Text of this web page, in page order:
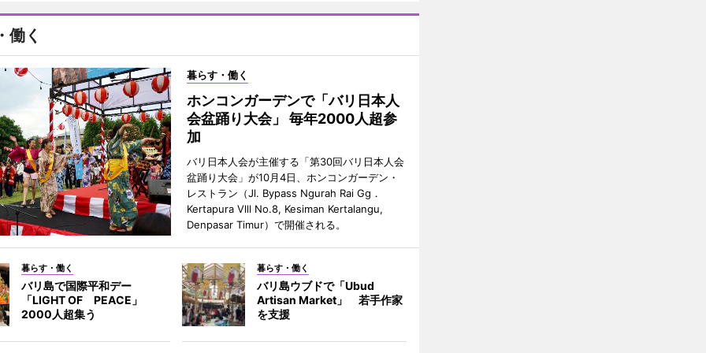
働く
暮らす・働く
ホンコンガーデンで「バリ日本人
会盆踊り大会」 毎年2000人超参
加
バリ日本人会が主催する「第30回バリ日本人会
盆踊り大会」が10月4日、ホンコンガーデン・
レストラン（Jl. Bypass Ngurah Rai Gg．
Kertapura Vlll No.8, Kesiman Kertalangu,
Denpasar Timur）で開催される。
暮らす・働く
バリ島で国際平和デー
「LIGHT OF PEACE」
2000人超集う
暮らす・働く
バリ島ウブドで「Ubud
Artisan Market」 若手作家
を支援